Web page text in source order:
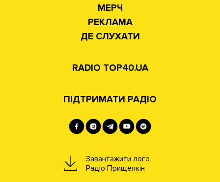
МЕРЧ
РЕКЛАМА
ДЕ СЛУХАТИ
RADIO TOP40.UA
ПІДТРИМАТИ РАДІО
Завантажити лого
Радіо Прищепкін